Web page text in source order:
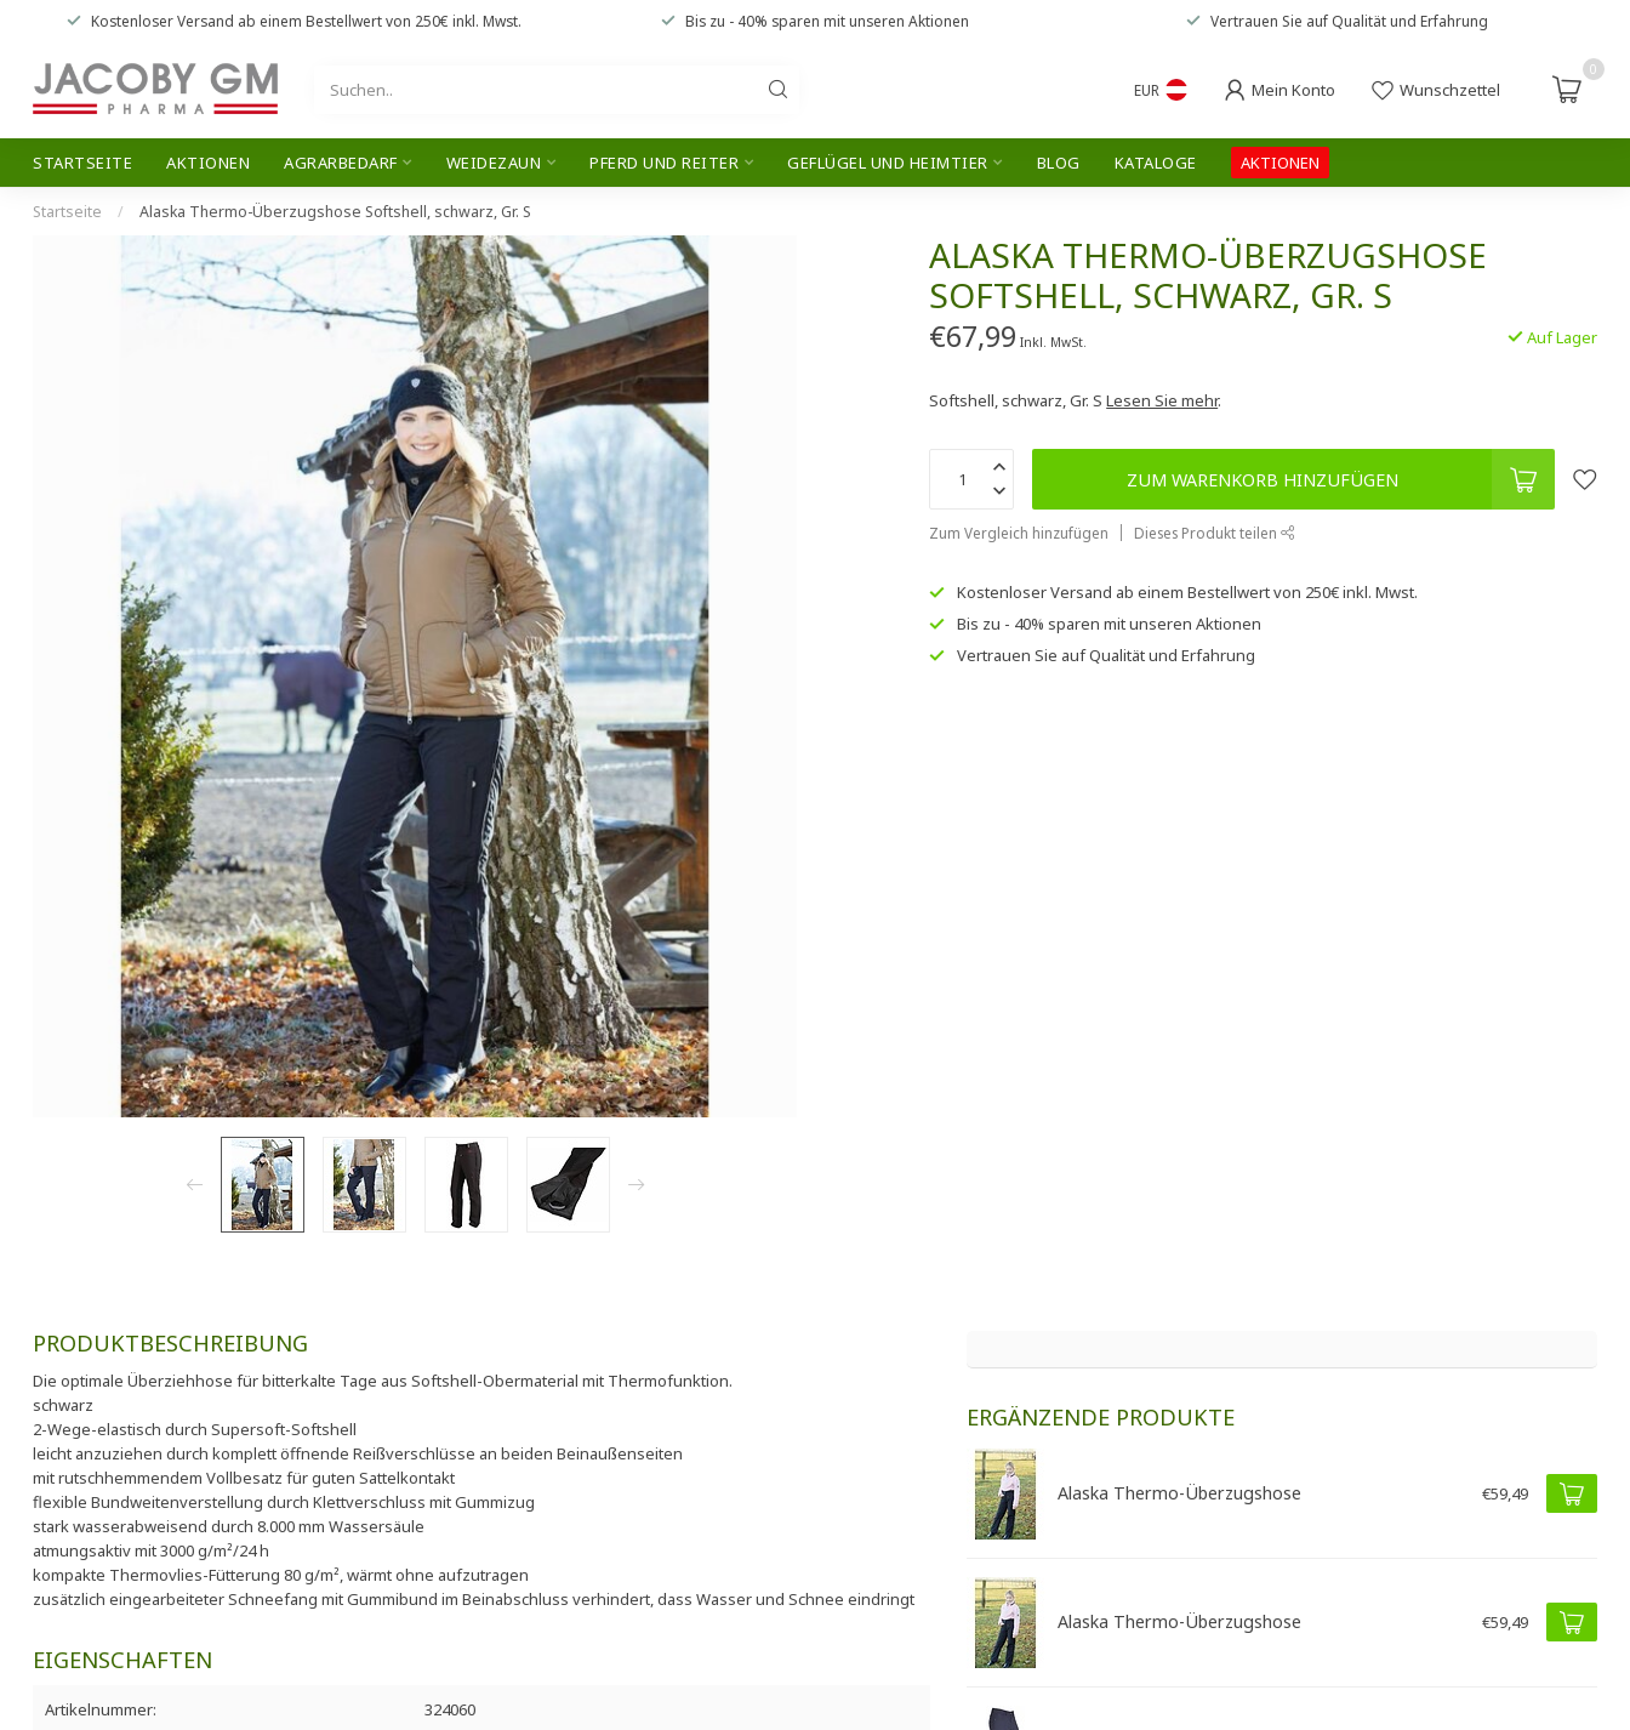
Kostenloser Versand ab einem Bestellwert von 250€ inkl. Mwst. Bis zu - 40% sparen mit unseren Aktionen Vertrauen Sie auf Qualität und Erfahrung
EUR Mein Konto Wunschzettel
0
STARTSEITE AKTIONEN AGRARBEDARF WEIDEZAUN PFERD UND REITER GEFLÜGEL UND HEIMTIER BLOG KATALOGE AKTIONEN
Startseite / Alaska Thermo-Überzugshose Softshell, schwarz, Gr. S
ALASKA THERMO-ÜBERZUGSHOSE
SOFTSHELL, SCHWARZ, GR. S
€67,99 Inkl. MwSt. Auf Lager
Softshell, schwarz, Gr. SLesen Sie mehr.
ZUM WARENKORB HINZUFÜGEN
Zum Vergleich hinzufügen Dieses Produkt teilen
Kostenloser Versand ab einem Bestellwert von 250€inkl. Mwst.
Bis zu - 40% sparen mit unserenAktionen
Vertrauen Sie aufQualität und Erfahrung
PRODUKTBESCHREIBUNG
Die optimale Überziehhose für bitterkalte Tage aus Softshell-Obermaterial mit Thermofunktion.
schwarz
2-Wege-elastisch durch Supersoft-Softshell
leicht anzuziehen durch komplett öffnende Reißverschlüsse an beiden Beinaußenseiten
mit rutschhemmendem Vollbesatz für guten Sattelkontakt
flexible Bundweitenverstellung durch Klettverschluss mit Gummizug
stark wasserabweisend durch 8.000 mm Wassersäule
atmungsaktiv mit 3000 g/m²/24 h
kompakte Thermovlies-Fütterung 80 g/m², wärmt ohne aufzutragen
zusätzlich eingearbeiteter Schneefang mit Gummibund im Beinabschluss verhindert, dass Wasser und Schnee eindringt
EIGENSCHAFTEN
Artikelnummer: 324060
ERGÄNZENDE PRODUKTE
Alaska Thermo-Überzugshose €59,49
Alaska Thermo-Überzugshose €59,49